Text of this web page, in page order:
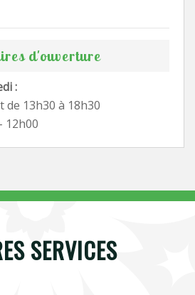
d'ouverture
:
de 13h30 à 18h30
12h00
SERVICES